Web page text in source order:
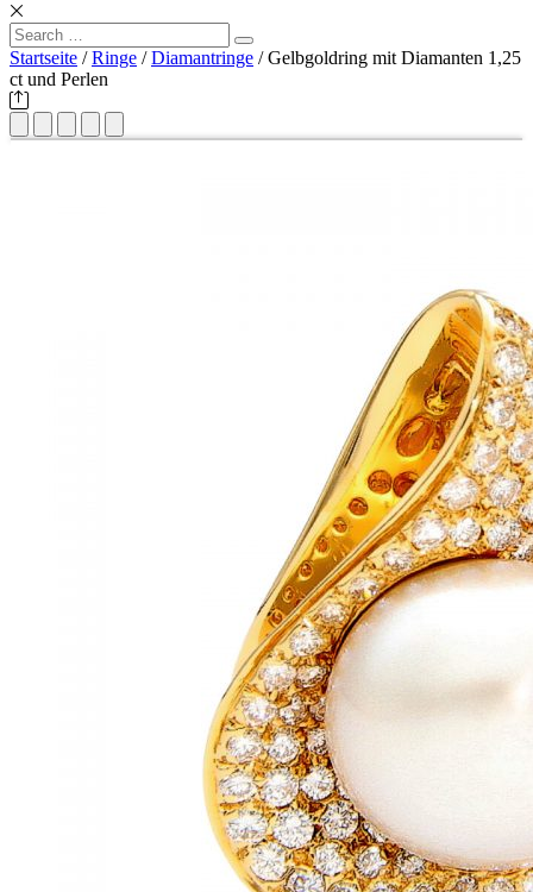
Search
for:
Search
Startseite /Ringe /Diamantringe / Gelbgoldring mit Diamanten 1,25
ct und Perlen